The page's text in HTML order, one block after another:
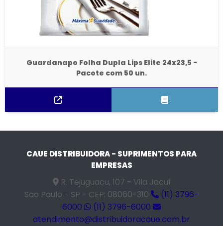
Guardanapo Folha Dupla Lips Elite 24x23,5 -
Pacote com 50 un.
CAUE DISTRIBUIDORA - SUPRIMENTOS PARA
EMPRESAS
R. Tejuguacu, 107 - Vila Jacuí
São Paulo - SP - CEP: 08060-310
(11) 3796-
6000
(11) 3796-6000
atendimento@distribuidoracaue.com.br